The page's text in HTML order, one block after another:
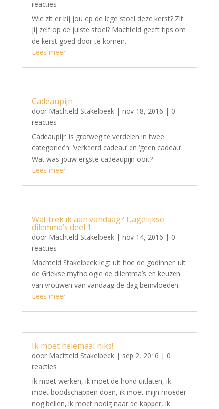
reacties
Wie zit er bij jou op de lege stoel deze kerst? Zit
jij zelf op de juiste stoel? Machteld geeft tips om
de kerst goed door te komen.
Lees meer
Cadeaupijn
door Machteld Stakelbeek| nov 18, 2016 | 0
reacties
Cadeaupijn is grofweg te verdelen in twee
categorieën: ‘verkeerd cadeau’ en ‘geen cadeau’.
Wat was jouw ergste cadeaupijn ooit?
Lees meer
Wat trek ik aan vandaag? Dagelijkse
dilemma’s deel 1
door Machteld Stakelbeek| nov 14, 2016 | 0
reacties
Machteld Stakelbeek legt uit hoe de godinnen uit
de Griekse mythologie de dilemma’s en keuzen
van vrouwen van vandaag de dag beïnvloeden.
Lees meer
Ik moet helemaal niks!
door Machteld Stakelbeek| sep 2, 2016 | 0
reacties
Ik moet werken, ik moet de hond uitlaten, ik
moet boodschappen doen, ik moet mijn moeder
nog bellen, ik moet nodig naar de kapper, ik